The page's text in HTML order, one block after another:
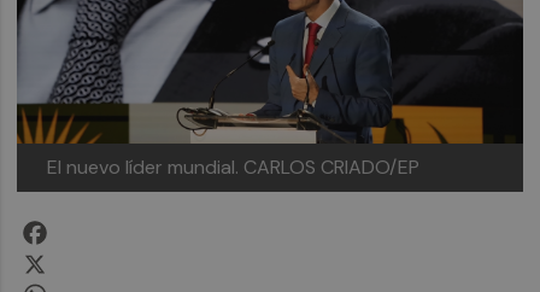
El nuevo líder mundial. CARLOS CRIADO/EP